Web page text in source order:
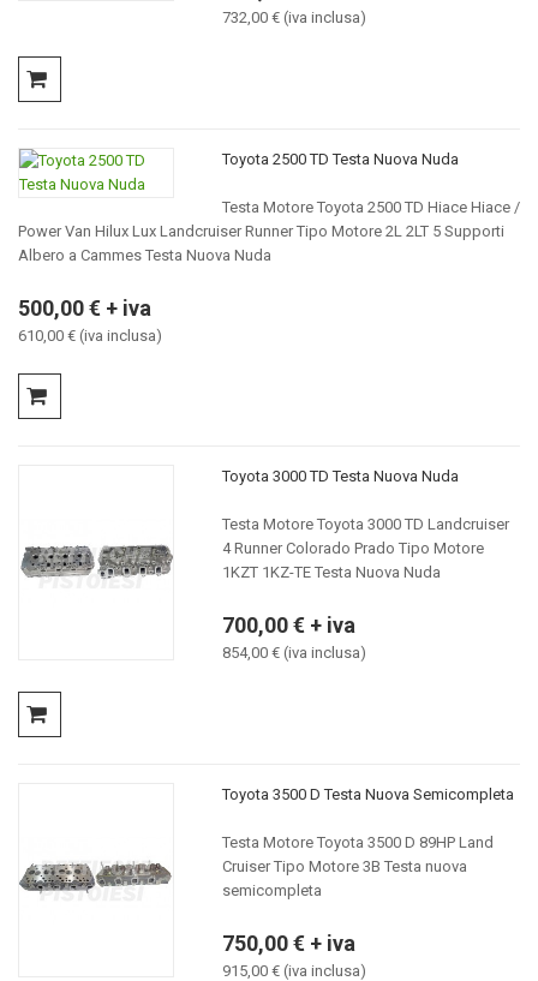
732,00 € (iva inclusa)
Toyota 2500 TD Testa Nuova Nuda
Testa Motore Toyota 2500 TD Hiace Hiace /
Power Van Hilux Lux Landcruiser Runner Tipo Motore 2L 2LT 5 Supporti
Albero a Cammes Testa Nuova Nuda
500,00 € + iva
610,00 € (iva inclusa)
Toyota 3000 TD Testa Nuova Nuda
Testa Motore Toyota 3000 TD Landcruiser
4 Runner Colorado Prado Tipo Motore
1KZT 1KZ-TE Testa Nuova Nuda
700,00 € + iva
854,00 € (iva inclusa)
Toyota 3500 D Testa Nuova Semicompleta
Testa Motore Toyota 3500 D 89HP Land
Cruiser Tipo Motore 3B Testa nuova
semicompleta
750,00 € + iva
915,00 € (iva inclusa)